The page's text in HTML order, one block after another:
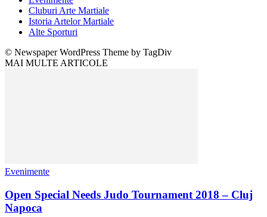
Cluburi Arte Martiale
Istoria Artelor Martiale
Alte Sporturi
© Newspaper WordPress Theme by TagDiv
MAI MULTE ARTICOLE
Evenimente
Open Special Needs Judo Tournament 2018 – Cluj
Napoca